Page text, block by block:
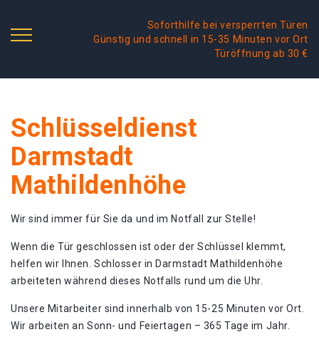
Soforthilfe bei versperrten Türen
Günstig und schnell in 15-35 Minuten vor Ort
Türöffnung ab 30 €
Schlüsseldienst
Darmstadt
Mathildenhöhe
Wir sind immer für Sie da und im Notfall zur Stelle!
Wenn die Tür geschlossen ist oder der Schlüssel klemmt,
helfen wir Ihnen. Schlosser in Darmstadt Mathildenhöhe
arbeiteten während dieses Notfalls rund um die Uhr.
Unsere Mitarbeiter sind innerhalb von 15-25 Minuten vor Ort.
Wir arbeiten an Sonn- und Feiertagen – 365 Tage im Jahr.